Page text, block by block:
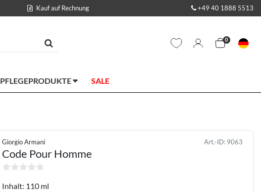
Kauf auf Rechnung +49 40 1888 5513
0
PFLEGEPRODUKTE SALE
Giorgio Armani Art.-ID: 9063
Code Pour Homme
Inhalt: 110 ml